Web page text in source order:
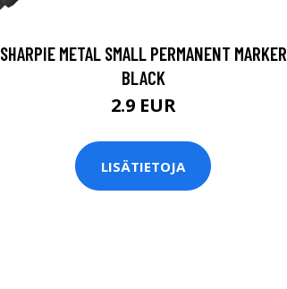
SHARPIE METAL SMALL PERMANENT MARKER
BLACK
2.9 EUR
LISÄTIETOJA